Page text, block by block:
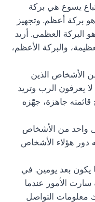
يسوع هي بركة
بركة أعظم. وتجهيز
البركة العظمى. أريد
والبركة الأعظم،
الأشخاص الذين
يعرفون الرب وتريد
جاهزة، جهّزه
واحد من الأشخاص
دور هؤلاء الأشخاص
يكون بعد يومين. في
الأمور عندما
معلومات التواصل